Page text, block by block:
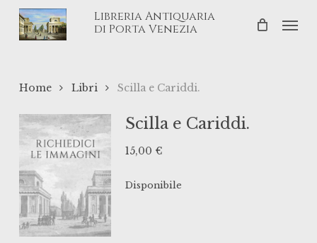
Skip
Libreria Antiquaria
di Porta Venezia
Home Libri Scilla e Cariddi.
Scilla e Cariddi.
15,00 €
Disponibile